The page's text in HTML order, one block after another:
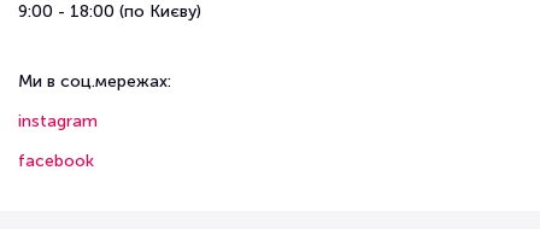
9:00 - 18:00 (по Києву)
Ми в соц.мережах:
instagram
facebook